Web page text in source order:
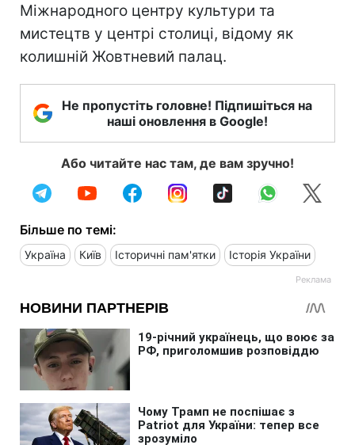
Міжнародного центру культури та
мистецтв у центрі столиці, відому як
колишній Жовтневий палац.
Не пропустіть головне! Підпишіться на
наші оновлення в Google!
Або читайте нас там, де вам зручно!
Більше по темі:
Україна Київ Історичні пам'ятки Історія України